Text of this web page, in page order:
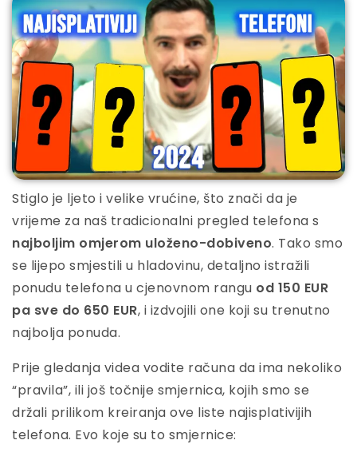
Stiglo je ljeto i velike vrućine, što znači da je
vrijeme za naš tradicionalni pregled telefona s
najboljim omjerom uloženo-dobiveno. Tako smo
se lijepo smjestili u hladovinu, detaljno istražili
ponudu telefona u cjenovnom rangu od 150 EUR
pa sve do 650 EUR, i izdvojili one koji su trenutno
najbolja ponuda.
Prije gledanja videa vodite računa da ima nekoliko
“pravila”, ili još točnije smjernica, kojih smo se
držali prilikom kreiranja ove liste najisplativijih
telefona. Evo koje su to smjernice: